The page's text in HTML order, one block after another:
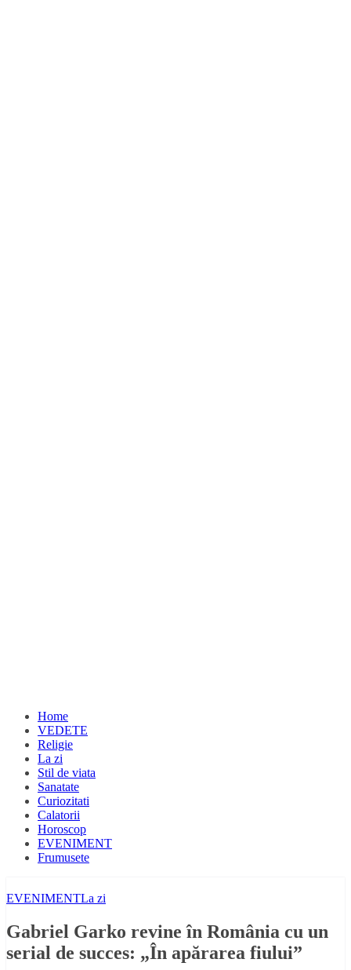
Home
VEDETE
Religie
La zi
Stil de viata
Sanatate
Curiozitati
Calatorii
Horoscop
EVENIMENT
Frumusete
EVENIMENTLa zi
Gabriel Garko revine în România cu un
serial de succes: „În apărarea fiului”